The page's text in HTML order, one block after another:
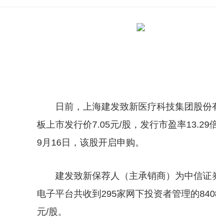
日前，上海建发致新医疗科技集团股
板上市发行价7.05元/股，发行市盈率13.29
9月16日，该股开启申购。
建发致新保荐人（主承销商）为中信
电子平台共收到295家网下投资者管理的
元/股。